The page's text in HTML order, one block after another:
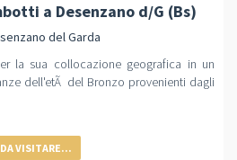
a Desenzano d/G (Bs)
del Garda
la sua collocazione geografica in un
dell'etÃ del Bronzo provenienti dagli
DA VISITARE...